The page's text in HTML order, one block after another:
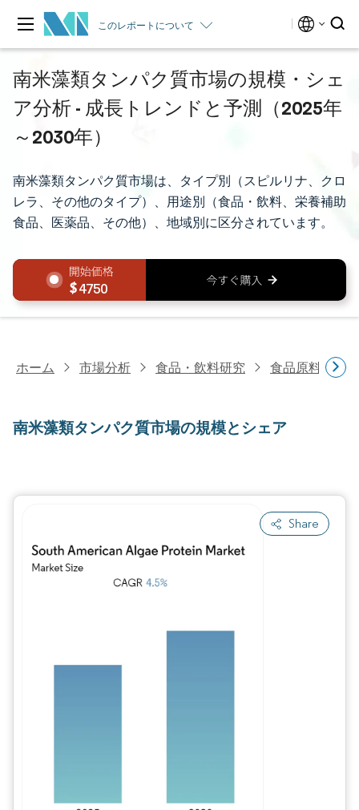
このレポートについて
南米藻類タンパク質市場の規模・シェ
ア分析 - 成長トレンドと予測（2025年
～2030年）
南米藻類タンパク質市場は、タイプ別（スピルリナ、クロ
レラ、その他のタイプ）、用途別（食品・飲料、栄養補助
食品、医薬品、その他）、地域別に区分されています。
4750
ホーム 市場分析 食品・飲料研究 食品原料・食
南米藻類タンパク質市場の規模とシェア
Share